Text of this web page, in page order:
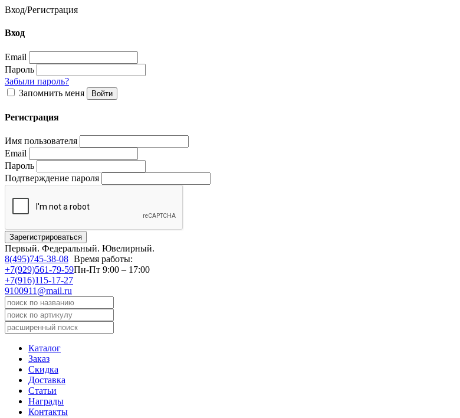
Вход/Регистрация
Вход
Email
Пароль
Забыли пароль?
Запомнить меня
Регистрация
Имя пользователя
Email
Пароль
Подтверждение пароля
Первый. Федеральный. Ювелирный.
8(495)745-38-08
+7(929)561-79-59
+7(916)115-17-27
9100911@mail.ru
Время работы:
Пн-Пт 9:00 – 17:00
Каталог
Заказ
Скидка
Доставка
Статьи
Награды
Контакты